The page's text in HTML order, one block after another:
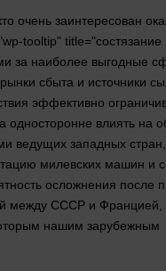
очень заинтересован
tooltip"
за наиболее выгодные
сбыта и источники
эффективно
односторонне влиять на
ведущих западных
милевских машин и
осложнения после
между СССР и Францией,
нашим зарубежным